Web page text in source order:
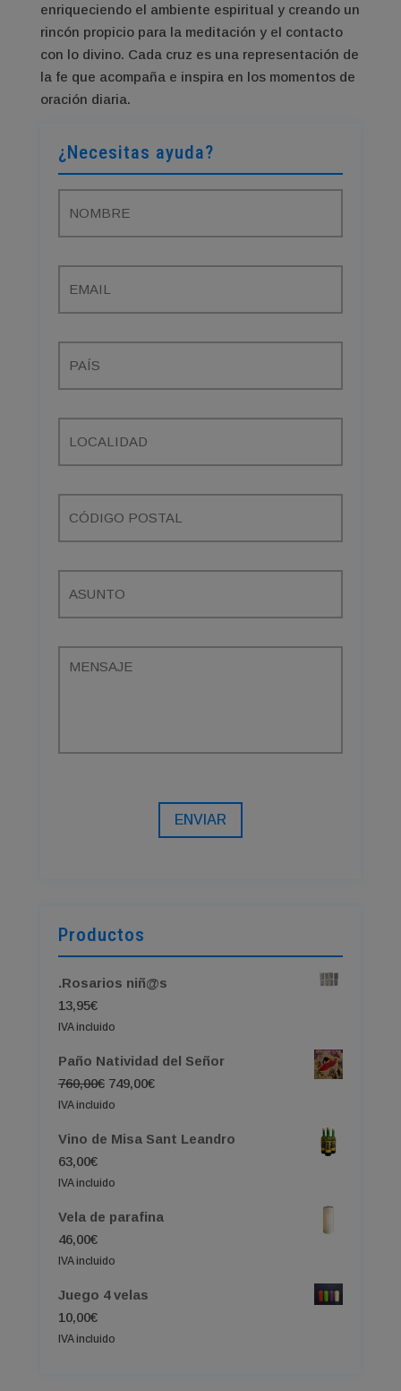
enriqueciendo el ambiente espiritual y creando un
rincón propicio para la meditación y el contacto
con lo divino. Cada cruz es una representación de
la fe que acompaña e inspira en los momentos de
oración diaria.
¿Necesitas ayuda?
ENVIAR
Productos
.Rosarios niñ@s
13,95€
IVA incluido
Paño Natividad del Señor
760,00€ El
precio
749,00€El
IVA incluido
Vino de Misa Sant Leandro
63,00€
IVA incluido
Vela de parafina
46,00€
IVA incluido
Juego 4 velas
10,00€
IVA incluido